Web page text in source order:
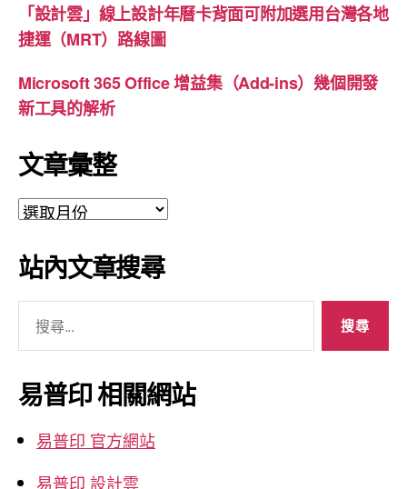
「設計雲」線上設計年曆卡背面可附加選用台灣各地
捷運（MRT）路線圖
Microsoft 365 Office 增益集（Add-ins）幾個開發
新工具的解析
文章彙整
文
彙
整
站內文章搜尋
關
鍵
字:
易普印 相關網站
易普印 官方網站
易普印 設計雲